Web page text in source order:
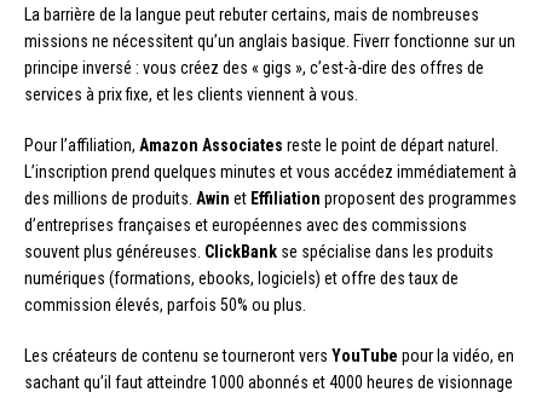
La barrière de la langue peut rebuter certains, mais de nombreuses
missions ne nécessitent qu’un anglais basique. Fiverr fonctionne sur un
principe inversé : vous créez des « gigs », c’est-à-dire des offres de
services à prix fixe, et les clients viennent à vous.
Pour l’affiliation, Amazon Associates reste le point de départ naturel.
L’inscription prend quelques minutes et vous accédez immédiatement à
des millions de produits. Awin et Effiliation proposent des programmes
d’entreprises françaises et européennes avec des commissions
souvent plus généreuses. ClickBank se spécialise dans les produits
numériques (formations, ebooks, logiciels) et offre des taux de
commission élevés, parfois 50% ou plus.
Les créateurs de contenu se tourneront vers YouTube pour la vidéo, en
sachant qu’il faut atteindre 1000 abonnés et 4000 heures de visionnage